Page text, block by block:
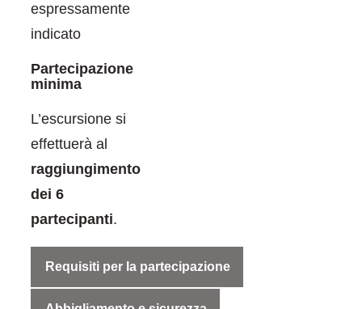
espressamente
indicato
Partecipazione
minima
L’escursione si
effettuerà al
raggiungimento
dei 6
partecipanti.
Requisiti per la partecipazione